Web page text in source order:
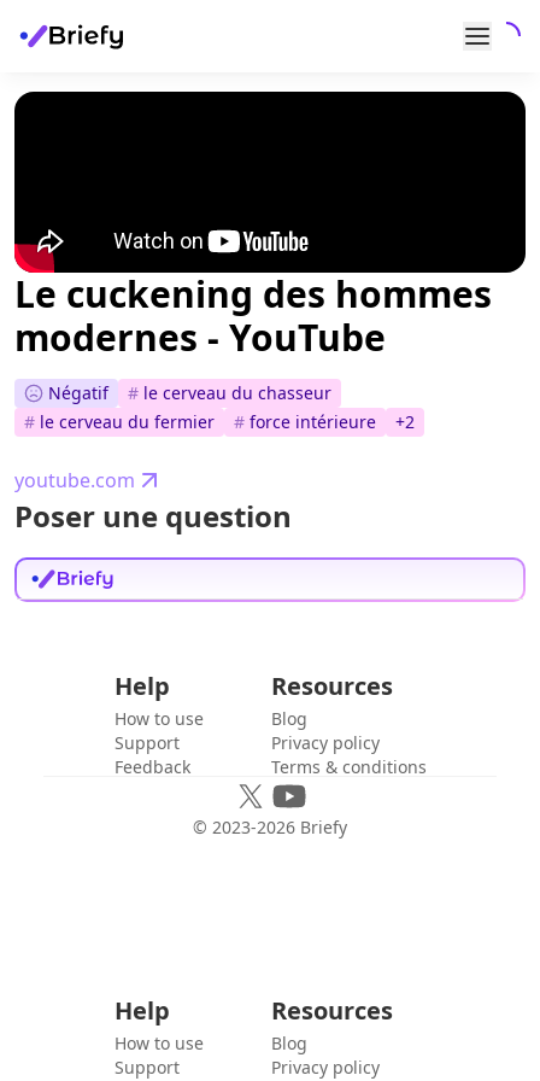
Le cuckening des hommes
modernes - YouTube
Négatif # le cerveau du chasseur
# le cerveau du fermier # force intérieure +2
youtube.com
Poser une question
Help
How to use
Support
Feedback
Resources
Blog
Privacy policy
Terms & conditions
© 2023-2026 Briefy
Help
How to use
Support
Resources
Blog
Privacy policy